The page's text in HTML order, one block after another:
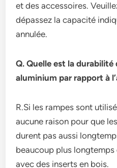
et des accessoires.
dépassez la capacité
annulée.
Q. Quelle est la durabilité
aluminium par rapport à
R.Si les rampes sont
aucune raison pour que
durent pas aussi
beaucoup plus longtemps
avec des inserts en bois.